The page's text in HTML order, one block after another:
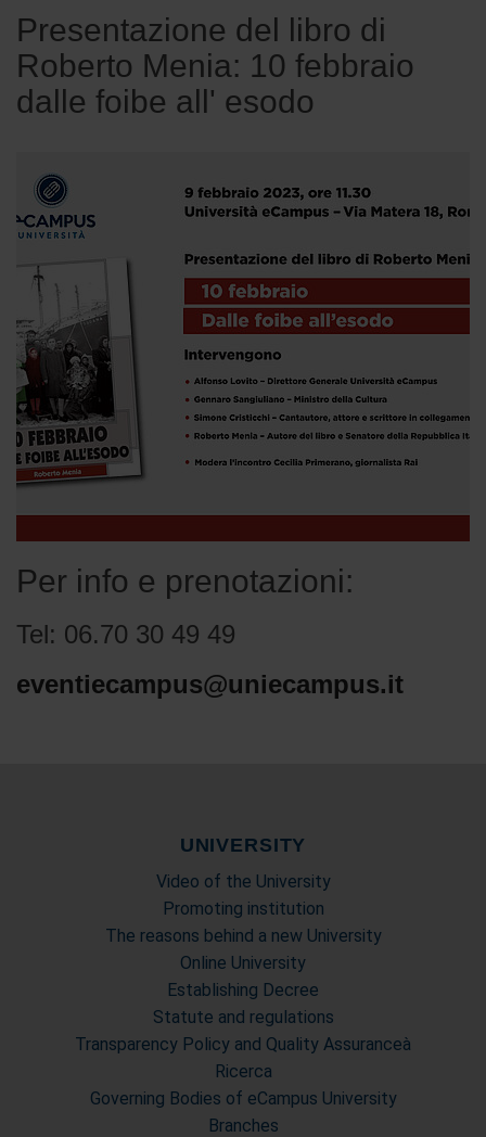
Presentazione del libro di
Roberto Menia: 10 febbraio
dalle foibe all' esodo
Per info e prenotazioni:
Tel: 06.70 30 49 49
eventiecampus@uniecampus.it
UNIVERSITY
Video of the University
Promoting institution
The reasons behind a new University
Online University
Establishing Decree
Statute and regulations
Transparency Policy and Quality Assuranceà
Ricerca
Governing Bodies of eCampus University
Branches